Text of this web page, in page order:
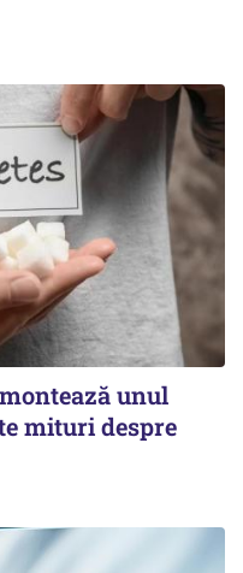
unul
mituri despre